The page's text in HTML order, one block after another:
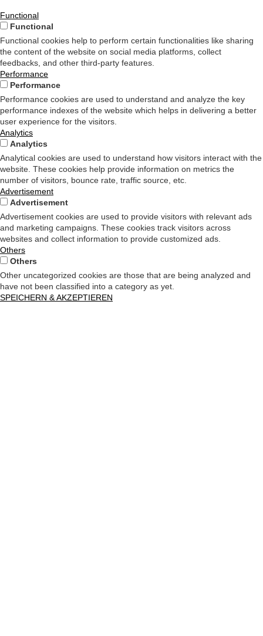
Functional
Functional
Functional cookies help to perform certain functionalities like sharing
the content of the website on social media platforms, collect
feedbacks, and other third-party features.
Performance
Performance
Performance cookies are used to understand and analyze the key
performance indexes of the website which helps in delivering a better
user experience for the visitors.
Analytics
Analytics
Analytical cookies are used to understand how visitors interact with the
website. These cookies help provide information on metrics the
number of visitors, bounce rate, traffic source, etc.
Advertisement
Advertisement
Advertisement cookies are used to provide visitors with relevant ads
and marketing campaigns. These cookies track visitors across
websites and collect information to provide customized ads.
Others
Others
Other uncategorized cookies are those that are being analyzed and
have not been classified into a category as yet.
SPEICHERN & AKZEPTIEREN